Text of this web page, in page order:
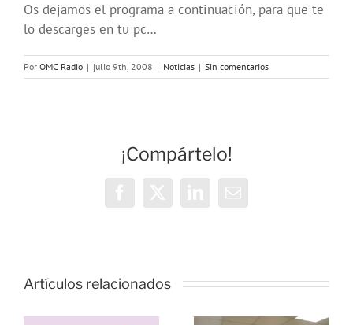
Os dejamos el programa a continuación, para que te
lo descarges en tu pc…
Por OMC Radio | julio 9th, 2008 | Noticias | Sin comentarios
¡Compártelo!
Artículos relacionados
estrategias